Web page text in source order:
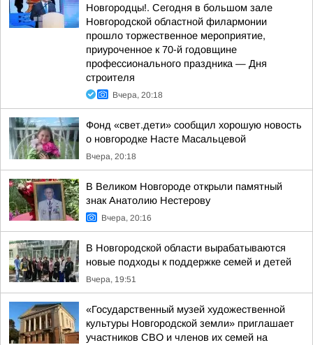
Новгородцы!. Сегодня в большом зале
Новгородской областной филармонии
прошло торжественное мероприятие,
приуроченное к 70-й годовщине
профессионального праздника — Дня
строителя
Вчера, 20:18
Фонд «свет.дети» сообщил хорошую новость
о новгородке Насте Масальцевой
Вчера, 20:18
В Великом Новгороде открыли памятный
знак Анатолию Нестерову
Вчера, 20:16
В Новгородской области вырабатываются
новые подходы к поддержке семей и детей
Вчера, 19:51
«Государственный музей художественной
культуры Новгородской земли» приглашает
участников СВО и членов их семей на